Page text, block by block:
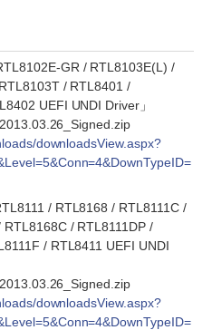
GR / RTL8103E(L) /
/ RTL8401 /
UEFI UNDI Driver」
downloadsView.aspx?
/ RTL8168 / RTL8111C /
/ RTL8111DP /
/ RTL8411 UEFI UNDI
downloadsView.aspx?